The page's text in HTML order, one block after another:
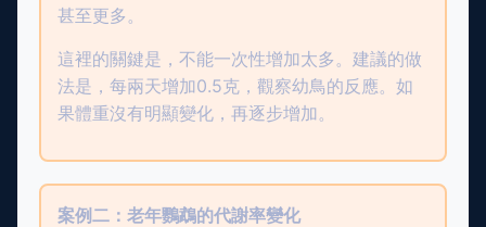
甚至更多。
這裡的關鍵是，不能一次性增加太多。建議的做
法是，每兩天增加0.5克，觀察幼鳥的反應。如
果體重沒有明顯變化，再逐步增加。
案例二：老年鸚鵡的代謝率變化